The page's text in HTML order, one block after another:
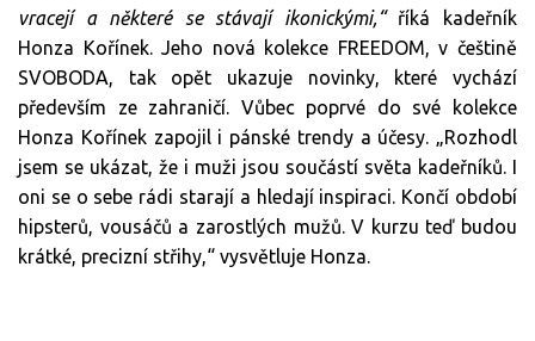
vracejí a některé se stávají ikonickými,“říká kadeřník
Honza Kořínek. Jeho nová kolekce FREEDOM, v češtině
SVOBODA, tak opět ukazuje novinky, které vychází
především ze zahraničí. Vůbec poprvé do své kolekce
Honza Kořínek zapojil i pánské trendy a účesy. „Rozhodl
jsem se ukázat, že i muži jsou součástí světa kadeřníků. I
oni se o sebe rádi starají a hledají inspiraci. Končí období
hipsterů, vousáčů a zarostlých mužů. V kurzu teď budou
krátké, precizní střihy,“ vysvětluje Honza.